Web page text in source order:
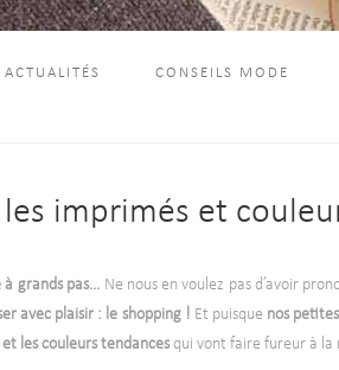
ACTUALITÉS CONSEILS MODE
les imprimés et
à grands pas… Ne nous en voulez pas d’avoir
avec plaisir : le shopping ! Et puisque nos
les couleurs tendancesqui vont faire fureur à la